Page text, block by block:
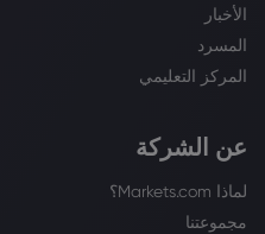
الأخبار
المسرد
المركز التعليمي
عن الشركة
لماذا Markets.com؟
مجموعتنا